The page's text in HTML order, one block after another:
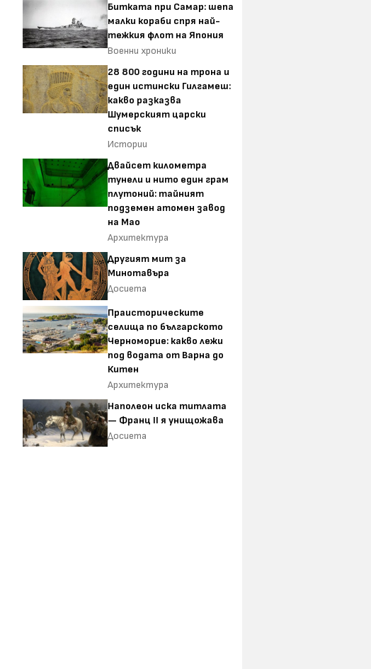
Битката при Самар: шепа
малки кораби спря най-
тежкия флот на Япония
Военни хроники
28 800 години на трона и
един истински Гилгамеш:
какво разказва
Шумерският царски
списък
Истории
Двайсет километра
тунели и нито един грам
плутоний: тайният
подземен атомен завод
на Мао
Архитектура
Другият мит за
Минотавъра
Досиета
Праисторическите
селища по българското
Черноморие: какво лежи
под водата от Варна до
Китен
Архитектура
Наполеон иска титлата
— Франц II я унищожава
Досиета